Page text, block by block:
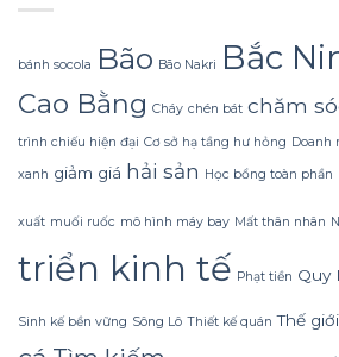
hình
dáng?
không
lãng
tiền?
Quyết
Sử
Sữa
Tắm
Gừng
Homespa
bánh socola Bão Bão Nakri Bắc
Cao Bằng Cháy chén bát chăm
trình chiếu hiện đại Cơ sở hạ tầng hư hỏng Doanh
xanh giảm giá hải sản Học bổng toàn phần
xuất muối ruốc mô hình máy bay Mất thân nhân
triển kinh tế Phạt tiền Quy
Sinh kế bền vững Sông Lô Thiết kế quán Thế giới